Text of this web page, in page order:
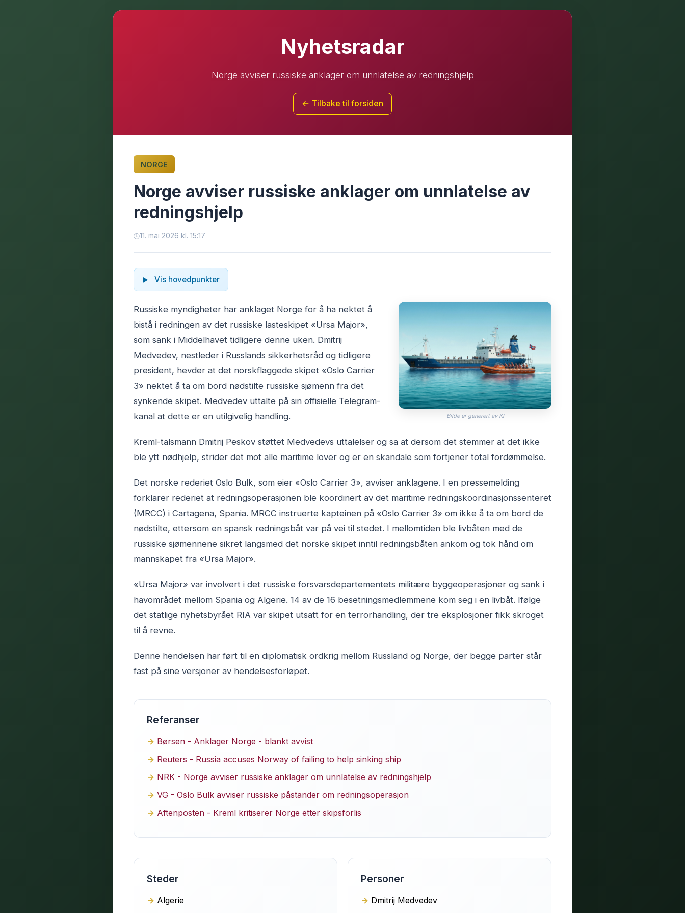
Nyhetsradar
Norge avviser russiske anklager om unnlatelse av redningshjelp
← Tilbake til forsiden
NORGE
Norge avviser russiske anklager om unnlatelse av
redningshjelp
11. mai 2026 kl. 15:17
Vis hovedpunkter
Bilde er generert av KI
Russiske myndigheter har anklaget Norge for å ha nektet å
bistå i redningen av det russiske lasteskipet «Ursa Major»,
som sank i Middelhavet tidligere denne uken. Dmitrij
Medvedev, nestleder i Russlands sikkerhetsråd og tidligere
president, hevder at det norskflaggede skipet «Oslo Carrier
3» nektet å ta om bord nødstilte russiske sjømenn fra det
synkende skipet. Medvedev uttalte på sin offisielle Telegram-
kanal at dette er en utilgivelig handling.
Kreml-talsmann Dmitrij Peskov støttet Medvedevs uttalelser og sa at dersom det stemmer at det ikke
ble ytt nødhjelp, strider det mot alle maritime lover og er en skandale som fortjener total fordømmelse.
Det norske rederiet Oslo Bulk, som eier «Oslo Carrier 3», avviser anklagene. I en pressemelding
forklarer rederiet at redningsoperasjonen ble koordinert av det maritime redningskoordinasjonssenteret
(MRCC) i Cartagena, Spania. MRCC instruerte kapteinen på «Oslo Carrier 3» om ikke å ta om bord de
nødstilte, ettersom en spansk redningsbåt var på vei til stedet. I mellomtiden ble livbåten med de
russiske sjømennene sikret langsmed det norske skipet inntil redningsbåten ankom og tok hånd om
mannskapet fra «Ursa Major».
«Ursa Major» var involvert i det russiske forsvarsdepartementets militære byggeoperasjoner og sank i
havområdet mellom Spania og Algerie. 14 av de 16 besetningsmedlemmene kom seg i en livbåt. Ifølge
det statlige nyhetsbyrået RIA var skipet utsatt for en terrorhandling, der tre eksplosjoner fikk skroget
til å revne.
Denne hendelsen har ført til en diplomatisk ordkrig mellom Russland og Norge, der begge parter står
fast på sine versjoner av hendelsesforløpet.
Referanser
Børsen - Anklager Norge - blankt avvist
Reuters - Russia accuses Norway of failing to help sinking ship
NRK - Norge avviser russiske anklager om unnlatelse av redningshjelp
VG - Oslo Bulk avviser russiske påstander om redningsoperasjon
Aftenposten - Kreml kritiserer Norge etter skipsforlis
Steder
Algerie
Personer
Dmitrij Medvedev